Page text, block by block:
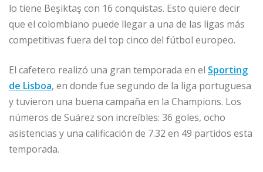
lo tiene Beşiktaş con 16 conquistas. Esto quiere decir
que el colombiano puede llegar a una de las ligas más
competitivas fuera del top cinco del fútbol europeo.
El cafetero realizó una gran temporada en el Sporting
de Lisboa, en donde fue segundo de la liga portuguesa
y tuvieron una buena campaña en la Champions. Los
números de Suárez son increíbles: 36 goles, ocho
asistencias y una calificación de 7.32 en 49 partidos esta
temporada.